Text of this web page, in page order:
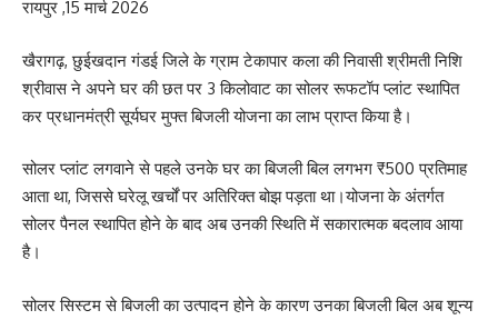
रायपुर ,15 मार्च 2026
खैरागढ़, छुईखदान गंडई जिले के ग्राम टेकापार कला की निवासी श्रीमती निशि
श्रीवास ने अपने घर की छत पर 3 किलोवाट का सोलर रूफटॉप प्लांट स्थापित
कर प्रधानमंत्री सूर्यघर मुफ्त बिजली योजना का लाभ प्राप्त किया है।
सोलर प्लांट लगवाने से पहले उनके घर का बिजली बिल लगभग ₹500 प्रतिमाह
आता था, जिससे घरेलू खर्चों पर अतिरिक्त बोझ पड़ता था।योजना के अंतर्गत
सोलर पैनल स्थापित होने के बाद अब उनकी स्थिति में सकारात्मक बदलाव आया
है।
सोलर सिस्टम से बिजली का उत्पादन होने के कारण उनका बिजली बिल अब शून्य